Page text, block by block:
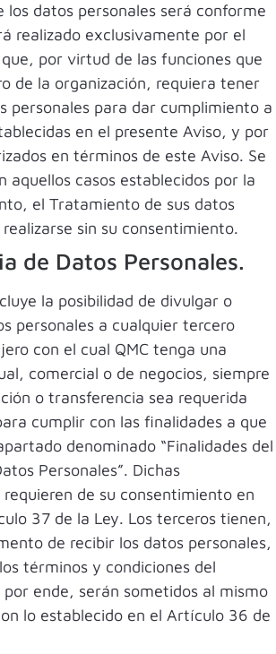
los datos personales será conforme
realizado exclusivamente por el
que, por virtud de las funciones que
de la organización, requiera tener
personales para dar cumplimiento a
en el presente Aviso, y por
en términos de este Aviso. Se
aquellos casos establecidos por la
el Tratamiento de sus datos
sin su consentimiento.
de Datos Personales.
la posibilidad de divulgar o
personales a cualquier tercero
con el cual QMC tenga una
comercial o de negocios, siempre
o transferencia sea requerida
cumplir con las finalidades a que
denominado “Finalidades del
Personales”. Dichas
de su consentimiento en
37 de la Ley. Los terceros tienen,
de recibir los datos personales,
términos y condiciones del
ende, serán sometidos al mismo
lo establecido en el Artículo 36 de